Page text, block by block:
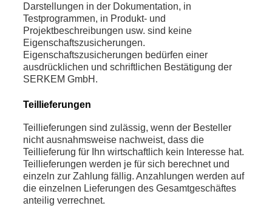
Darstellungen in der Dokumentation, in
Testprogrammen, in Produkt- und
Projektbeschreibungen usw. sind keine
Eigenschaftszusicherungen.
Eigenschaftszusicherungen bedürfen einer
ausdrücklichen und schriftlichen Bestätigung der
SERKEM GmbH.
Teillieferungen
Teillieferungen sind zulässig, wenn der Besteller
nicht ausnahmsweise nachweist, dass die
Teillieferung für Ihn wirtschaftlich kein Interesse hat.
Teillieferungen werden je für sich berechnet und
einzeln zur Zahlung fällig. Anzahlungen werden auf
die einzelnen Lieferungen des Gesamtgeschäftes
anteilig verrechnet.